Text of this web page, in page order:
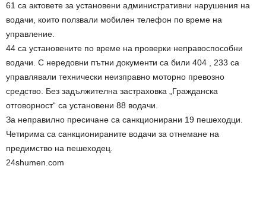
61 са актовете за установени административни нарушения на
водачи, които ползвали мобилен телефон по време на
управление.
44 са установените по време на проверки неправоспособни
водачи. С нередовни пътни документи са били 404 , 233 са
управлявали технически неизправно моторно превозно
средство. Без задължителна застраховка „Гражданска
отговорност“ са установени 88 водачи.
За неправилно пресичане са санкционирани 19 пешеходци.
Четирима са санкционираните водачи за отнемане на
предимство на пешеходец.
24shumen.com